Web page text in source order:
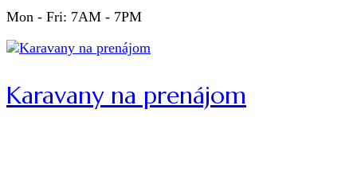
Mon - Fri: 7AM - 7PM
Karavany na prenájom